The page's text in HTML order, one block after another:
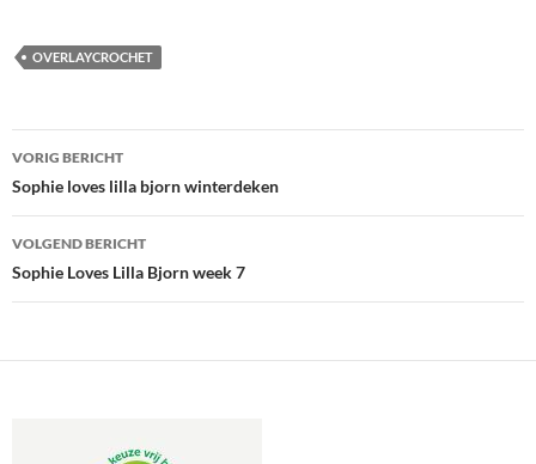
OVERLAYCROCHET
Bericht
navigatie
VORIG BERICHT
Sophie loves lilla bjorn winterdeken
VOLGEND BERICHT
Sophie Loves Lilla Bjorn week 7